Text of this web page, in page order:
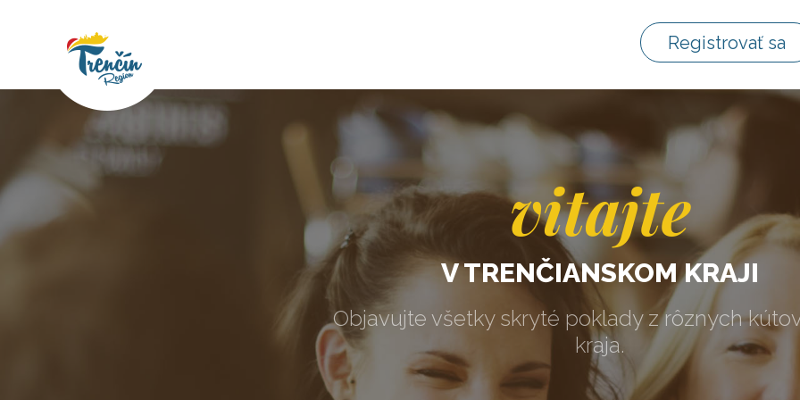
Registrovať sa
vitajte
V TRENČIANSKOM KRAJI
Objavujte všetky skryté poklady z rôznych
kraja.